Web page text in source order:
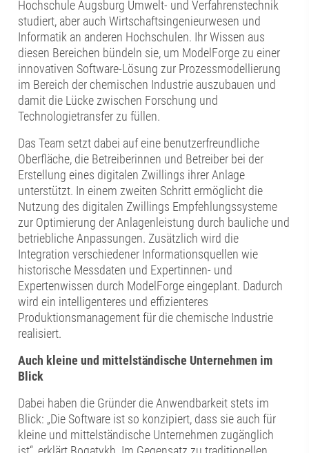
Hochschule Augsburg Umwelt- und Verfahrenstechnik
studiert, aber auch Wirtschaftsingenieurwesen und
Informatik an anderen Hochschulen. Ihr Wissen aus
diesen Bereichen bündeln sie, um ModelForge zu einer
innovativen Software-Lösung zur Prozessmodellierung
im Bereich der chemischen Industrie auszubauen und
damit die Lücke zwischen Forschung und
Technologietransfer zu füllen.
Das Team setzt dabei auf eine benutzerfreundliche
Oberfläche, die Betreiberinnen und Betreiber bei der
Erstellung eines digitalen Zwillings ihrer Anlage
unterstützt. In einem zweiten Schritt ermöglicht die
Nutzung des digitalen Zwillings Empfehlungssysteme
zur Optimierung der Anlagenleistung durch bauliche und
betriebliche Anpassungen. Zusätzlich wird die
Integration verschiedener Informationsquellen wie
historische Messdaten und Expertinnen- und
Expertenwissen durch ModelForge eingeplant. Dadurch
wird ein intelligenteres und effizienteres
Produktionsmanagement für die chemische Industrie
realisiert.
Auch kleine und mittelständische Unternehmen im
Blick
Dabei haben die Gründer die Anwendbarkeit stets im
Blick: „Die Software ist so konzipiert, dass sie auch für
kleine und mittelständische Unternehmen zugänglich